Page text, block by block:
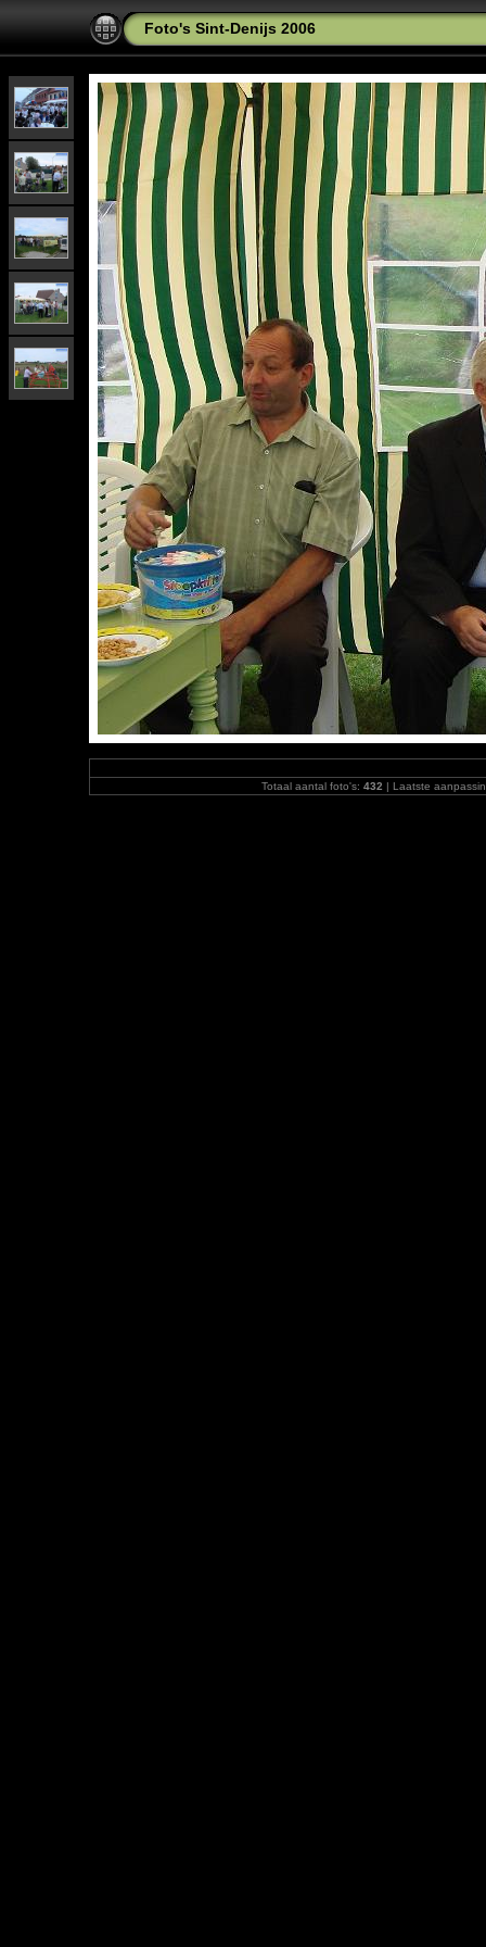
Foto's Sint-Denijs 2006
Totaal aantal foto's: 432 | Laatste